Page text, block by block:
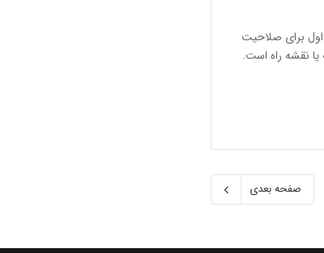
برای صلاحیت
یا نقشه راه است.
صفحه بعدی